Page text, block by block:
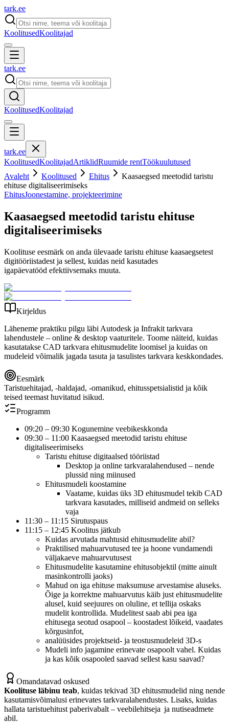
tark.ee
KoolitusedKoolitajad
tark.ee
KoolitusedKoolitajad
tark.ee
KoolitusedKoolitajadArtiklidRuumide rentTöökuulutused
Avaleht
Koolitused Ehitus
Kaasaegsed meetodid taristu
ehituse digitaliseerimiseks
EhitusJoonestamine, projekteerimine
Kaasaegsed meetodid taristu ehituse
digitaliseerimiseks
Koolituse eesmärk on anda ülevaade taristu ehituse kaasaegsetest
digitööriistadest ja sellest, kuidas neid kasutades
igapäevatööd efektiivsemaks muuta.
Kirjeldus
Läheneme praktiku pilgu läbi Autodesk ja Infrakit tarkvara
lahendustele – online & desktop vaaturitele. Toome näiteid, kuidas
kasutatakse CAD tarkvara ehitusmudelite loomisel ja kuidas on
mudeleid võimalik jagada tasuta ja tasulistes tarkvara keskkondades.
Eesmärk
Taristuehitajad, -haldajad, -omanikud, ehitusspetsialistid ja kõik
teised teemast huvitatud isikud.
Programm
09:20 – 09:30 Kogunemine veebikeskkonda
09:30 – 11:00 Kaasaegsed meetodid taristu ehituse
digitaliseerimiseks
Taristu ehituse digitaalsed tööriistad
Desktop ja online tarkvaralahendused – nende
plussid ning miinused
Ehitusmudeli koostamine
Vaatame, kuidas üks 3D ehitusmudel tekib CAD
tarkvara kasutades, milliseid andmeid on selleks
vaja
11:30 – 11:15 Sirutuspaus
11:15 – 12:45 Koolitus jätkub
Kuidas arvutada mahtusid ehitusmudelite abil?
Praktilised mahuarvutused tee ja hoone vundamendi
väljakaeve mahuarvutusest
Ehitusmudelite kasutamine ehitusobjektil (mitte ainult
masinkontrolli jaoks)
Mahud on iga ehituse maksumuse arvestamise aluseks.
Õige ja korrektne mahuarvutus käib just ehitusmudelite
alusel, kuid seejuures on oluline, et tellija oskaks
mudelit kontrollida. Mudelitest saab abi pea iga
ehitusega seotud osapool – koostadest lõikeid, vaadates
kõrgusinfot,
analüüsides projektseid- ja teostusmudeleid 3D-s
Mudeli info jagamine erinevate osapoolt vahel. Kuidas
ja kas kõik osapooled saavad sellest kasu saavad?
Omandatavad oskused
Koolituse läbinu teab, kuidas tekivad 3D ehitusmudelid ning nende
kasutamisvõimalusi erinevates tarkvaralahendustes. Lisaks, kuidas
hallata taristuehitust paberivabalt – veebilehitseja ja nutiseadmete
abil.